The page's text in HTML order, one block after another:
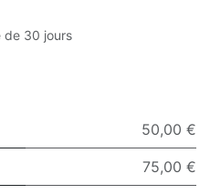
de 30 jours
50,00 €
75,00 €